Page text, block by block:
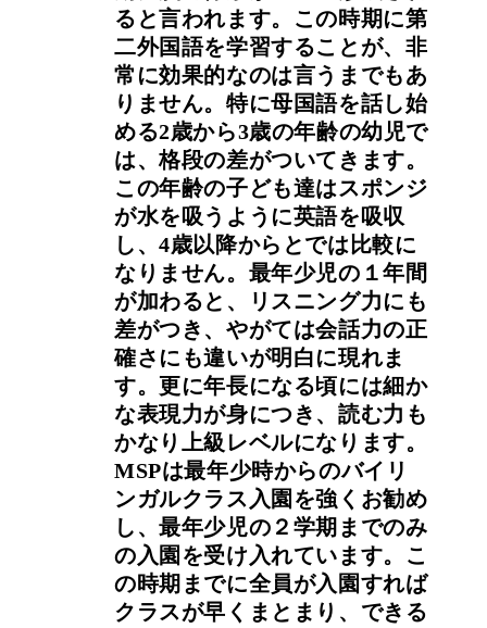
ると言われます。この時期に第
二外国語を学習することが、非
常に効果的なのは言うまでもあ
りません。特に母国語を話し始
める2歳から3歳の年齢の幼児で
は、格段の差がついてきます。
この年齢の子ども達はスポンジ
が水を吸うように英語を吸収
し、4歳以降からとでは比較に
なりません。最年少児の１年間
が加わると、リスニング力にも
差がつき、やがては会話力の正
確さにも違いが明白に現れま
す。更に年長になる頃には細か
な表現力が身につき、読む力も
かなり上級レベルになります。
MSPは最年少時からのバイリ
ンガルクラス入園を強くお勧め
し、最年少児の２学期までのみ
の入園を受け入れています。こ
の時期までに全員が入園すれば
クラスが早くまとまり、できる